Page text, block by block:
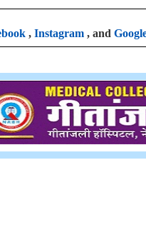
, Instagram , and